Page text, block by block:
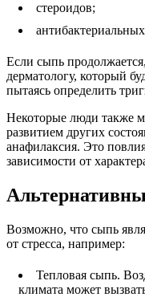
стероидов;
Если сыпь
дерматологу, который
пытаясь определить
Некоторые люди также
развитием других
анафилаксия. Это
зависимости от
Возможно, что сыпь
от стресса, например:
Тепловая сыпь.
климата может